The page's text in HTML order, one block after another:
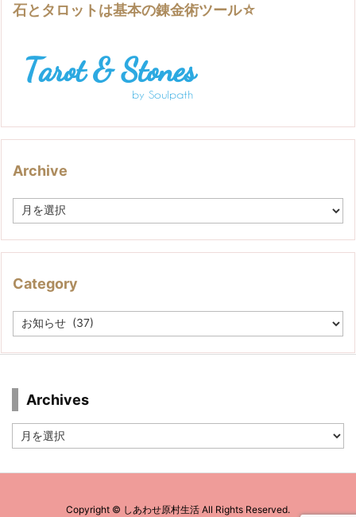
石とタロットは基本の錬金術ツール☆
Archive
h
e
Category
e
y
Archives
Archives
Copyright © しあわせ原村生活 All Rights Reserved.